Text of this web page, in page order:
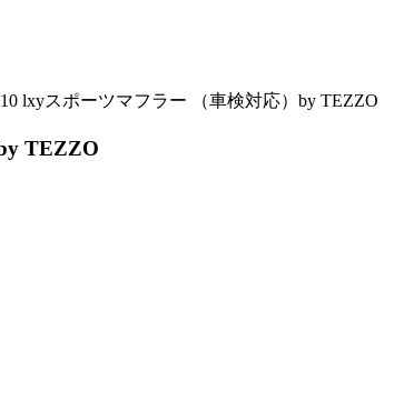
lxyスポーツマフラー （車検対応）by TEZZO
TEZZO